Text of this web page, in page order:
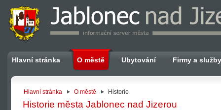
Hlavní stránka O městě Ubytování Firmy a služby
Hlavní stránka O městě Historie
Historie města Jablonec nad Jizerou